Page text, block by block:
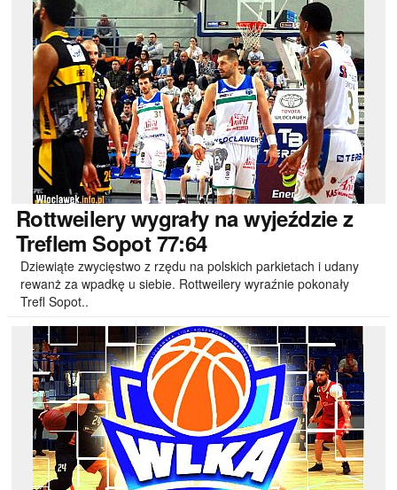
Rottweilerywygrały na wyjeździe z
Treflem Sopot 77:64
Dziewiąte zwycięstwo z rzędu na polskich parkietach i udany
rewanż za wpadkę u siebie. Rottweilery wyraźnie pokonały
Trefl Sopot..